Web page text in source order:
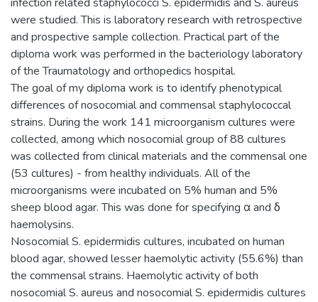
were studied. This is laboratory research with retrospective
and prospective sample collection. Practical part of the
diploma work was performed in the bacteriology laboratory
of the Traumatology and orthopedics hospital.
The goal of my diploma work is to identify phenotypical
differences of nosocomial and commensal staphylococcal
strains. During the work 141 microorganism cultures were
collected, among which nosocomial group of 88 cultures
was collected from clinical materials and the commensal one
(53 cultures) - from healthy individuals. All of the
microorganisms were incubated on 5% human and 5%
sheep blood agar. This was done for specifying α and δ
haemolysins.
Nosocomial S. epidermidis cultures, incubated on human
blood agar, showed lesser haemolytic activity (55.6%) than
the commensal strains. Haemolytic activity of both
nosocomial S. aureus and nosocomial S. epidermidis cultures